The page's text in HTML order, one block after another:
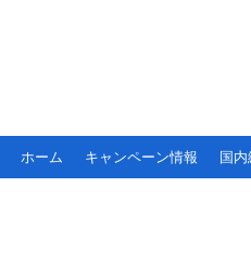
ホーム キャンペーン情報 国